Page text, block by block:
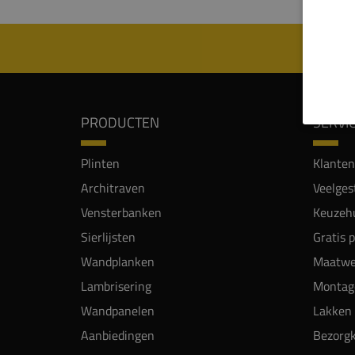
PRODUCTEN
Plinten
Architraven
Vensterbanken
Sierlijsten
Wandplanken
Lambrisering
Wandpanelen
Aanbiedingen
Gratis